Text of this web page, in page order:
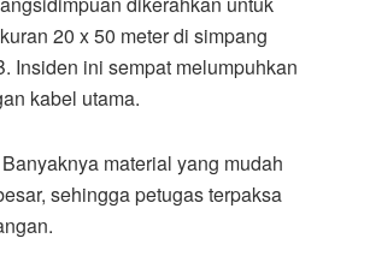
20 x 50 meter di simpang
Insiden ini sempat melumpuhkan
kabel utama.
material yang mudah
sehingga petugas terpaksa